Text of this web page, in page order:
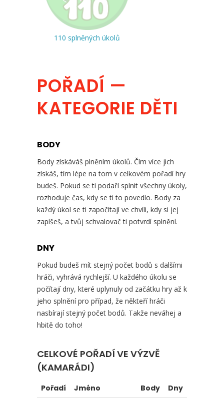
110 splněných úkolů
POŘADÍ —
KATEGORIE DĚTI
BODY
Body získáváš plněním úkolů. Čím více jich
získáš, tím lépe na tom v celkovém pořadí hry
budeš. Pokud se ti podaří splnit všechny úkoly,
rozhoduje čas, kdy se ti to povedlo. Body za
každý úkol se ti započítají ve chvíli, kdy si jej
zapíšeš, a tvůj schvalovač ti potvrdí splnění.
DNY
Pokud budeš mít stejný počet bodů s dalšími
hráči, vyhrává rychlejší. U každého úkolu se
počítají dny, které uplynuly od začátku hry až k
jeho splnění pro případ, že někteří hráči
nasbírají stejný počet bodů. Takže neváhej a
hbitě do toho!
CELKOVÉ POŘADÍ VE VÝZVĚ
(KAMARÁDI)
Pořadí Jméno Body
Dny